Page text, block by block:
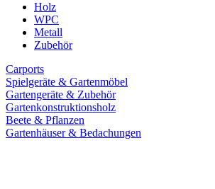
Holz
WPC
Metall
Zubehör
Carports
Spielgeräte & Gartenmöbel
Gartengeräte & Zubehör
Gartenkonstruktionsholz
Beete & Pflanzen
Gartenhäuser & Bedachungen